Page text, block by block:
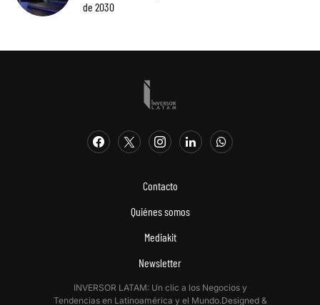
de 2030
Contacto
Quiénes somos
Mediakit
Newsletter
INVERSOR LATAM: Un clic a los Negocios y
Tendencias en Latinoamérica y el Mundo.Designed &